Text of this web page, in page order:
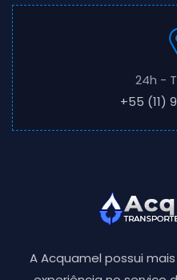
24h -
+55 (11)
A Acquamel possui